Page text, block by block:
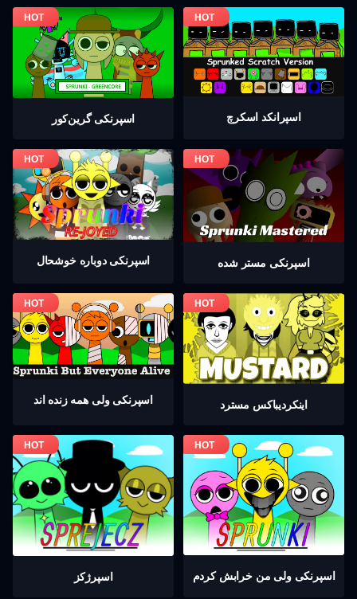
اسپرنکی گرين‌كور اسپرانکد اسکرچ
اسپرنکی دوباره خوشحال اسپرنکی مستر شده
اسپرنکی ولی همه زنده اند اینکردیباكس مسترد
اسپرژکز اسپرنکی ولی من خرابش کردم